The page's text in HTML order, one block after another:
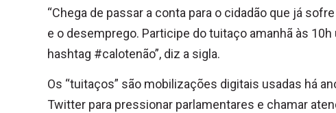
“Chega de passar a conta para o cidadão que já
e o desemprego. Participe do tuitaço amanhã às 10h
hashtag #calotenão”, diz a sigla.
Os “tuitaços” são mobilizações digitais usadas há
Twitter para pressionar parlamentares e chamar